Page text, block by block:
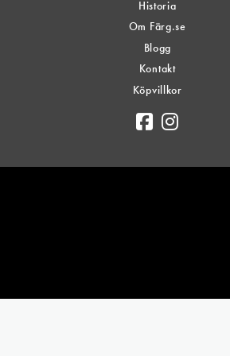
alternativen
väljas
Historia
Om Färg.se
Blogg
Kontakt
Köpvillkor